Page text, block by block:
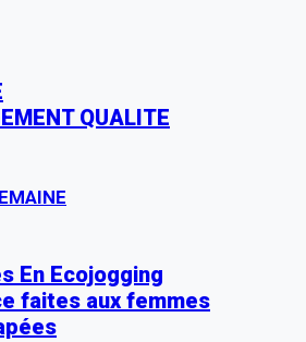
QUALITE
En Ecojogging
faites aux femmes